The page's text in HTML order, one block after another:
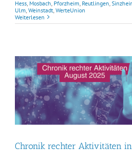
Hess Mosbach Pforzheim Reutlingen
Ulm Weinstadt WerteUnion
Weiterlesen
Chronik rechter Aktivitäten